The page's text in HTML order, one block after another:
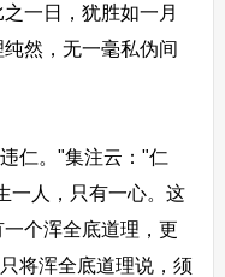
一日，犹胜如一月
然，无一毫私伪间
仁。"集注云："仁
一人，只有一心。这
个浑全底道理，更
将浑全底道理说，须